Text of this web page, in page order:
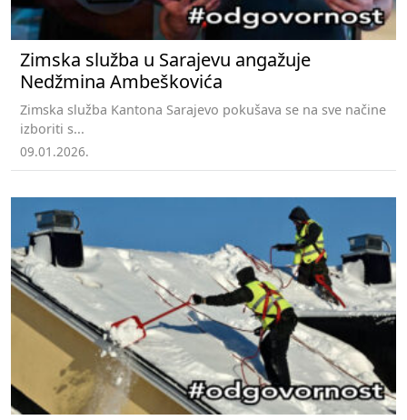
Zimska služba u Sarajevu angažuje
Nedžmina Ambeškovića
Zimska služba Kantona Sarajevo pokušava se na sve načine
izboriti s...
09.01.2026.